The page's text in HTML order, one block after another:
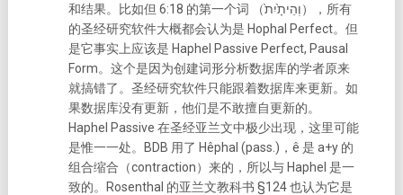
和结果。比如但 6:18 的第一个词 （וְהֵיתָ֙יִת֙），所有
的圣经研究软件大概都会认为是 Hophal Perfect。但
是它事实上应该是 Haphel Passive Perfect, Pausal
Form。这个是因为创建词形分析数据库的学者原来
就搞错了。圣经研究软件只能跟着数据库来更新。如
果数据库没有更新，他们是不敢擅自更新的。
Haphel Passive 在圣经亚兰文中极少出现，这里可能
是惟一一处。BDB 用了 Hêphal (pass.)，ê 是 a+y 的
组合缩合（contraction）来的，所以与 Haphel 是一
致的。Rosenthal 的亚兰文教科书 §124 也认为它是